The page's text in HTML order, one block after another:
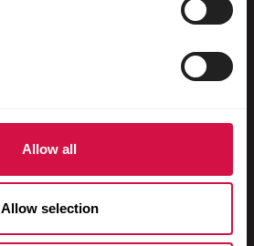
Allow all
Allow selection